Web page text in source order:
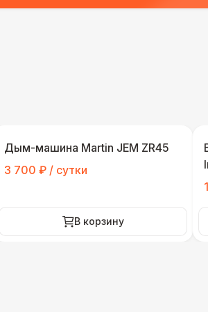
Дым-машина Martin JEM ZR45
3 700 ₽ / сутки
В корзину